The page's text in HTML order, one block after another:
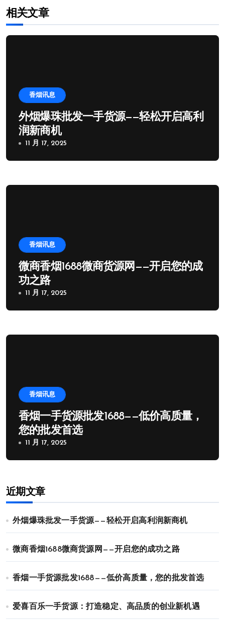
导
航
相关文章
香烟讯息
外烟爆珠批发一手货源——轻松开启高利
润新商机
11 月 17, 2025
香烟讯息
微商香烟1688微商货源网——开启您的成
功之路
11 月 17, 2025
香烟讯息
香烟一手货源批发1688——低价高质量，
您的批发首选
11 月 17, 2025
近期文章
外烟爆珠批发一手货源——轻松开启高利润新商机
微商香烟1688微商货源网——开启您的成功之路
香烟一手货源批发1688——低价高质量，您的批发首选
爱喜百乐一手货源：打造稳定、高品质的创业新机遇